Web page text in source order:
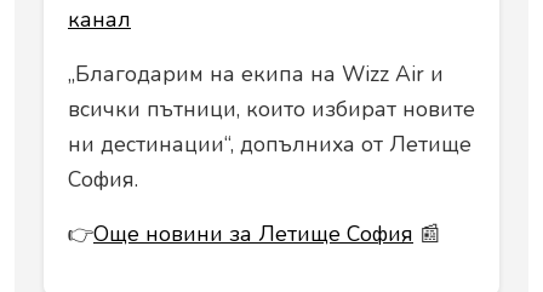
канал
„Благодарим на екипа на Wizz Air и
всички пътници, които избират новите
ни дестинации“, допълниха от Летище
София.
👉Още новини за Летище София 📰